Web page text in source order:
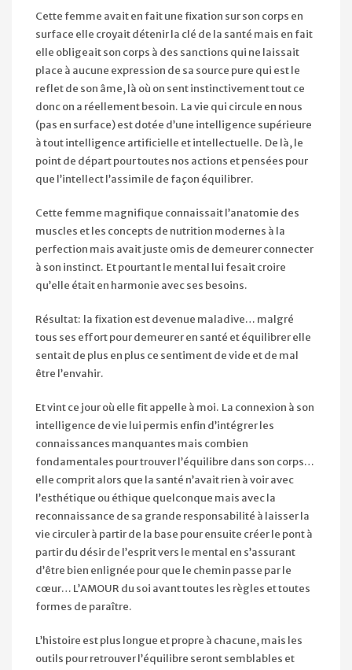
Cette femme avait en fait une fixation sur son corps en
surface elle croyait détenir la clé de la santé mais en fait
elle obligeait son corps à des sanctions qui ne laissait
place à aucune expression de sa source pure qui est le
reflet de son âme, là où on sent instinctivement tout ce
donc on a réellement besoin. La vie qui circule en nous
(pas en surface) est dotée d’une intelligence supérieure
à tout intelligence artificielle et intellectuelle. De là, le
point de départ pour toutes nos actions et pensées pour
que l’intellect l’assimile de façon équilibrer.
Cette femme magnifique connaissait l’anatomie des
muscles et les concepts de nutrition modernes à la
perfection mais avait juste omis de demeurer connecter
à son instinct. Et pourtant le mental lui fesait croire
qu’elle était en harmonie avec ses besoins.
Résultat: la fixation est devenue maladive… malgré
tous ses effort pour demeurer en santé et équilibrer elle
sentait de plus en plus ce sentiment de vide et de mal
être l’envahir.
Et vint ce jour où elle fit appelle à moi. La connexion à son
intelligence de vie lui permis enfin d’intégrer les
connaissances manquantes mais combien
fondamentales pour trouver l’équilibre dans son corps…
elle comprit alors que la santé n’avait rien à voir avec
l’esthétique ou éthique quelconque mais avec la
reconnaissance de sa grande responsabilité à laisser la
vie circuler à partir de la base pour ensuite créer le pont à
partir du désir de l’esprit vers le mental en s’assurant
d’être bien enlignée pour que le chemin passe par le
cœur… L’AMOUR du soi avant toutes les règles et toutes
formes de paraître.
L’histoire est plus longue et propre à chacune, mais les
outils pour retrouver l’équilibre seront semblables et